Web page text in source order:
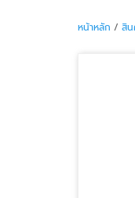
หน้าหลัก / สิน